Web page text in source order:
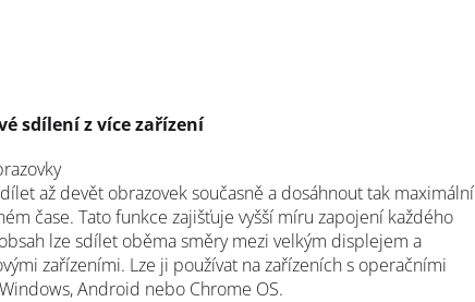
sdílení z více zařízení
až devět obrazovek současně a dosáhnout tak maximální
čase. Tato funkce zajišťuje vyšší míru zapojení každého
lze sdílet oběma směry mezi velkým displejem a
zařízeními. Lze ji používat na zařízeních s operačními
Android nebo Chrome OS.